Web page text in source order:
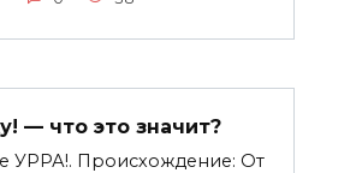
— что это значит?
УРРА!. Происхождение: От